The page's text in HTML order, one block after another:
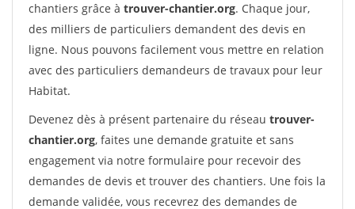
chantiers grâce à trouver-chantier.org. Chaque jour,
des milliers de particuliers demandent des devis en
ligne. Nous pouvons facilement vous mettre en relation
avec des particuliers demandeurs de travaux pour leur
Habitat.
Devenez dès à présent partenaire du réseau trouver-
chantier.org, faites une demande gratuite et sans
engagement via notre formulaire pour recevoir des
demandes de devis et trouver des chantiers. Une fois la
demande validée, vous recevrez des demandes de